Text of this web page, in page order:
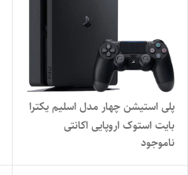
پلی استیشن چهار مدل اسلیم یکترا
بایت استوک اروپایی اکانتی
ناموجود